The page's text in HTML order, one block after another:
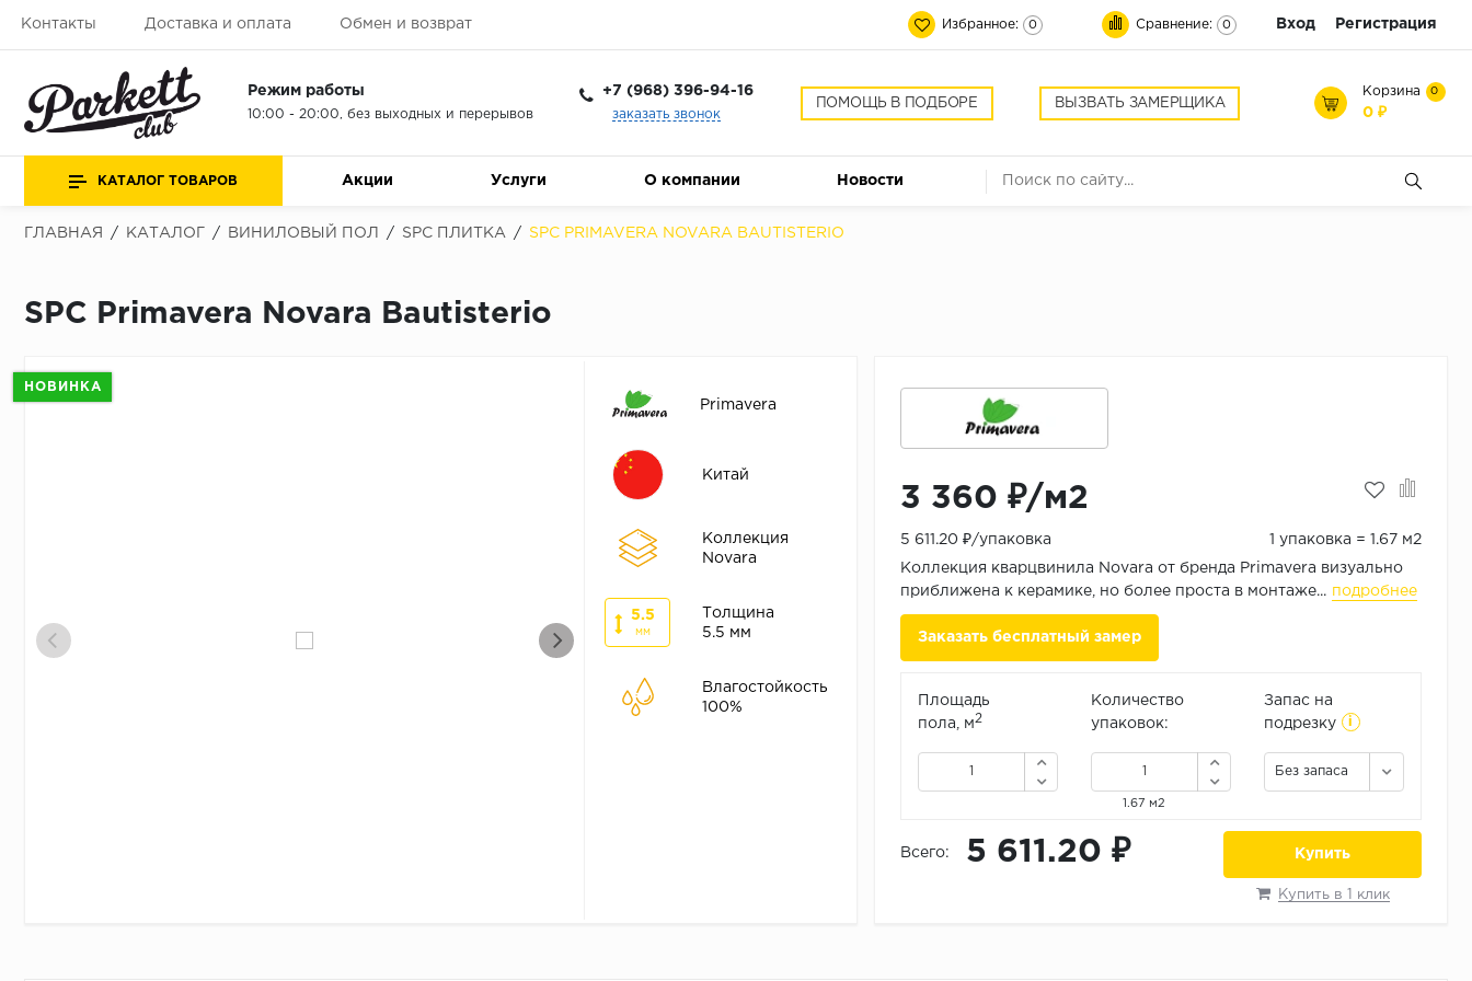
Контакты Доставка и оплата Обмен и возврат Избранное: 0 Сравнение: 0 Вход Регистрация
Режим работы
10:00 - 20:00, без выходных и перерывов
+7 (968) 396-94-16
заказать звонок
ПОМОЩЬ В ПОДБОРЕ ВЫЗВАТЬ ЗАМЕРЩИКА
Корзина 0
0 ₽
КАТАЛОГ ТОВАРОВ Акции Услуги О компании Новости
ГЛАВНАЯ / КАТАЛОГ / ВИНИЛОВЫЙ ПОЛ / SPC ПЛИТКА / SPC PRIMAVERA NOVARA BAUTISTERIO
SPC Primavera Novara Bautisterio
НОВИНКА
Primavera
Китай
Коллекция
Novara
5.5
мм
Толщина
5.5 мм
Влагостойкость
100%
3 360 ₽/м2
5 611.20 ₽/упаковка 1 упаковка = 1.67 м2
Коллекция кварцвинила Novara от бренда Primavera визуально
приближена к керамике, но более проста в монтаже... подробнее
Заказать бесплатный замер
Площадь
пола, м 2
Количество
упаковок:
1.67 м2
Запас на
подрезку
i
Без запаса
Всего: 5 611.20 ₽ Купить
Купить в 1 клик